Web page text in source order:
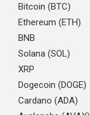
Bitcoin (BTC)
Ethereum (ETH)
BNB
Solana (SOL)
XRP
Dogecoin (DOGE)
Cardano (ADA)